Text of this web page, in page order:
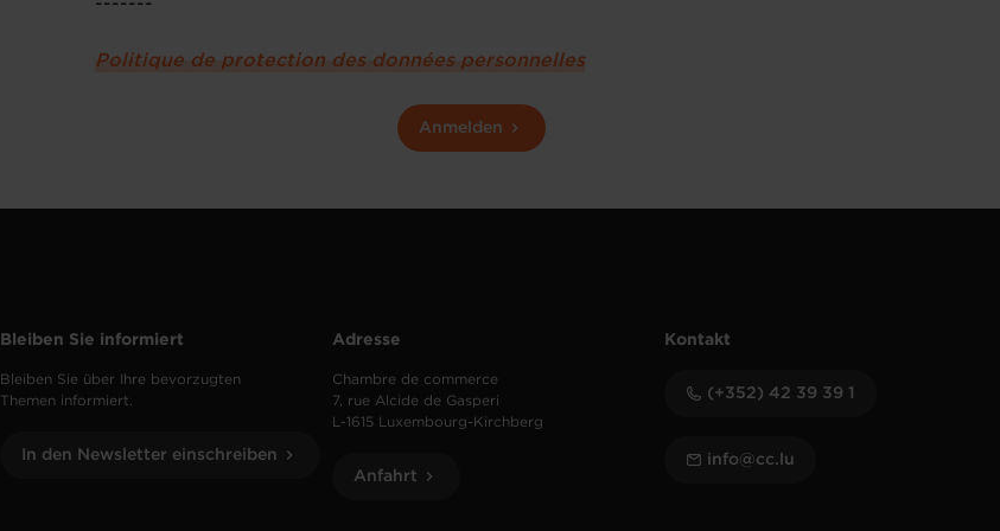
-------
Politique de protection des données personnelles
Anmelden
Bleiben Sie informiert
Bleiben Sie über Ihre bevorzugten
Themen informiert.
In den Newsletter einschreiben
Adresse
Chambre de commerce
7, rue Alcide de Gasperi
L-1615 Luxembourg-Kirchberg
Anfahrt
Kontakt
(+352) 42 39 39 1
info@cc.lu